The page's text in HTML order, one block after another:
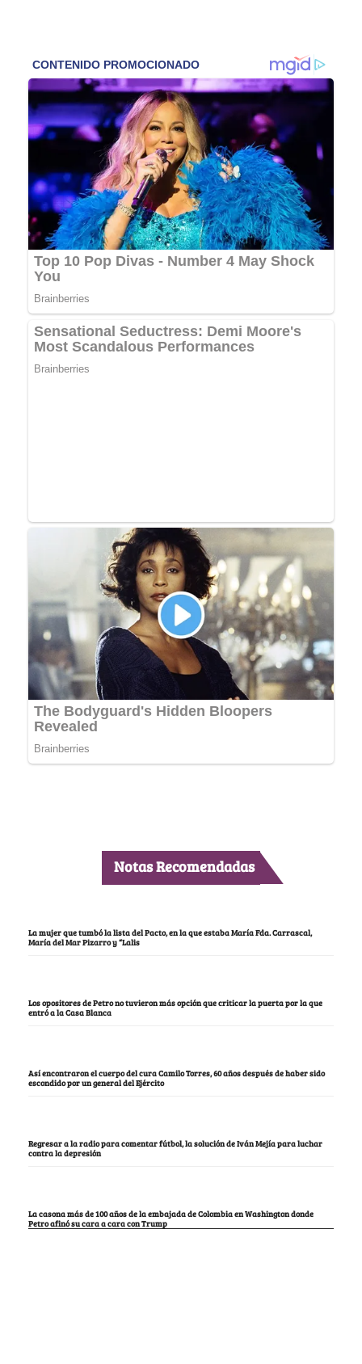
Notas Recomendadas
La mujer que tumbó la lista del Pacto, en la que estaba María Fda. Carrascal,
María del Mar Pizarro y “Lalis
Los opositores de Petro no tuvieron más opción que criticar la puerta por la que
entró a la Casa Blanca
Así encontraron el cuerpo del cura Camilo Torres, 60 años después de haber sido
escondido por un general del Ejército
Regresar a la radio para comentar fútbol, la solución de Iván Mejía para luchar
contra la depresión
La casona más de 100 años de la embajada de Colombia en Washington donde
Petro afinó su cara a cara con Trump